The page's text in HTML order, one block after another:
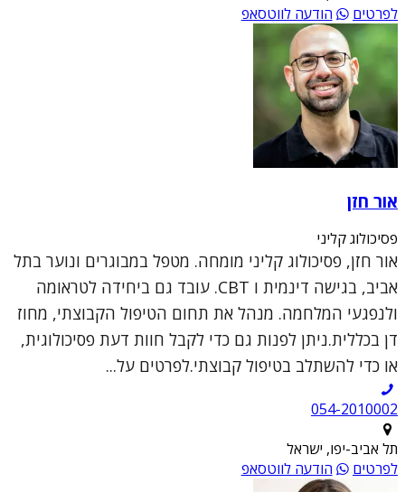
לפרטים
הודעה לווטסאפ
אור חזן
פסיכולוג קליני
אור חזן, פסיכולוג קליני מומחה. מטפל במבוגרים ונוער בתל
אביב, בגישה דינמית ו CBT. עובד גם ביחידה לטראומה
ולנפגעי המלחמה. מנהל את תחום הטיפול הקבוצתי, מחוז
דן בכללית.ניתן לפנות גם כדי לקבל חוות דעת פסיכולוגית,
או כדי להשתלב בטיפול קבוצתי.לפרטים על...
054-2010002
תל אביב-יפו, ישראל
לפרטים
הודעה לווטסאפ